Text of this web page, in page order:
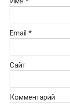
Email *
Сайт
Комментарий